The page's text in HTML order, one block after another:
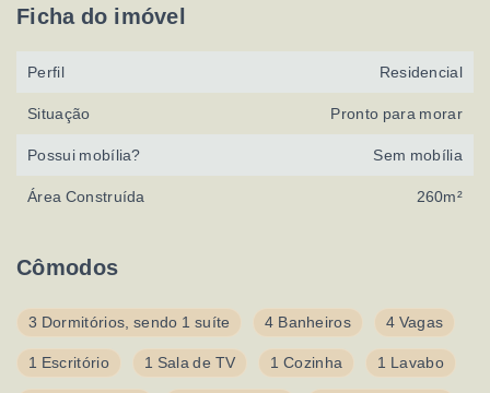
Cômodos
3 Dormitórios, sendo 1 suíte 4 Banheiros 4 Vagas
1 Escritório 1 Sala de TV 1 Cozinha 1 Lavabo
Ficha do imóvel
Perfil Residencial
Situação Pronto para morar
Possui mobília? Sem mobília
Área Construída 260m²